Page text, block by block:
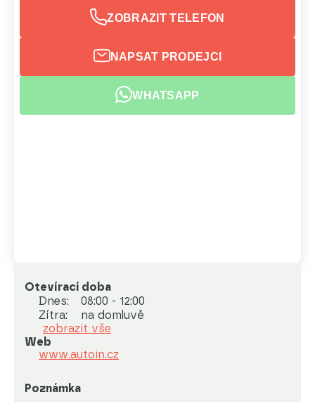
ZOBRAZIT TELEFON
NAPSAT PRODEJCI
WHATSAPP
Otevírací doba
Dnes:
08:00 - 12:00
Zítra:
na domluvě
zobrazit vše
Web
www.autoin.cz
Poznámka